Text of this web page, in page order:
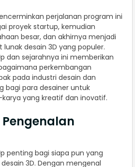
perjalanan program ini
proyek startup, kemudian
besar, dan akhirnya menjadi
desain 3D yang populer.
dan sejarahnya ini memberikan
perkembangan
pada industri desain dan
bagi para desainer untuk
yang kreatif dan inovatif.
penting bagi siapa pun yang
3D. Dengan mengenal